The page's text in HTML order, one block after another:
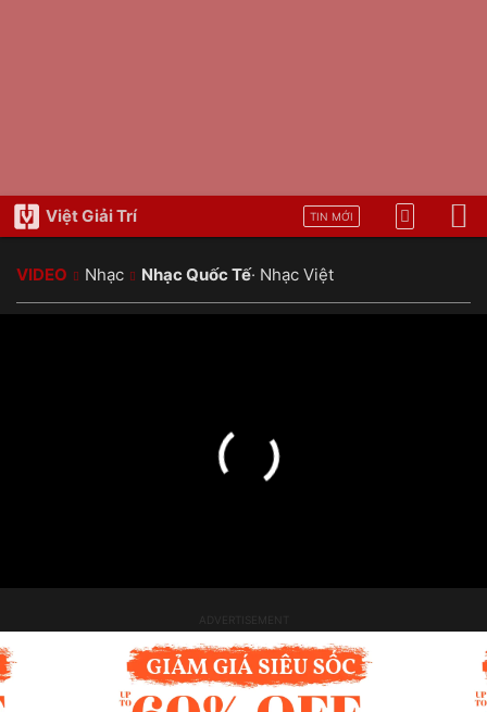
Việt Giải Trí TIN MỚI
VIDEO Nhạc Nhạc Quốc Tế· Nhạc Việt